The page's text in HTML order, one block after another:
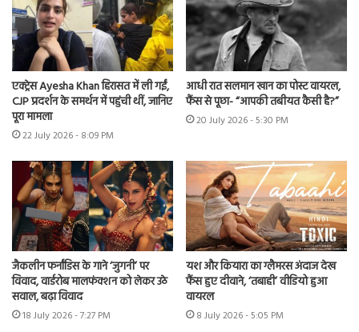
एक्ट्रेस Ayesha Khan हिरासत में ली गईं,
CJP प्रदर्शन के समर्थन में पहुंची थीं, जानिए
पूरा मामला
22 July 2026 - 8:09 PM
आधी रात सलमान खान का पोस्ट वायरल,
फैंस से पूछा- “आपकी तबीयत कैसी है?”
20 July 2026 - 5:30 PM
जैकलीन फर्नांडिस के गाने ‘जुगनी’ पर
विवाद, वार्डरोब मालफंक्शन को लेकर उठे
सवाल, बढ़ा विवाद
18 July 2026 - 7:27 PM
यश और कियारा का ग्लैमरस अंदाज देख
फैंस हुए दीवाने, ‘तबाही’ वीडियो हुआ
वायरल
8 July 2026 - 5:05 PM